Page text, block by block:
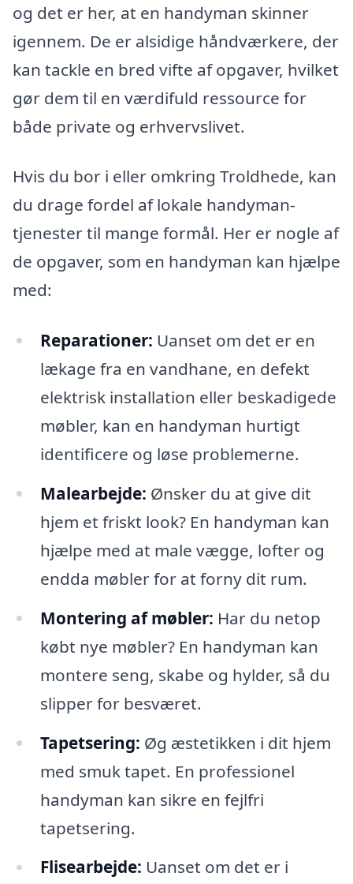
og det er her, at en handyman skinner
igennem. De er alsidige håndværkere, der
kan tackle en bred vifte af opgaver, hvilket
gør dem til en værdifuld ressource for
både private og erhvervslivet.
Hvis du bor i eller omkring Troldhede, kan
du drage fordel af lokale handyman-
tjenester til mange formål. Her er nogle af
de opgaver, som en handyman kan hjælpe
med:
Reparationer: Uanset om det er en
lækage fra en vandhane, en defekt
elektrisk installation eller beskadigede
møbler, kan en handyman hurtigt
identificere og løse problemerne.
Malearbejde: Ønsker du at give dit
hjem et friskt look? En handyman kan
hjælpe med at male vægge, lofter og
endda møbler for at forny dit rum.
Montering af møbler: Har du netop
købt nye møbler? En handyman kan
montere seng, skabe og hylder, så du
slipper for besværet.
Tapetsering: Øg æstetikken i dit hjem
med smuk tapet. En professionel
handyman kan sikre en fejlfri
tapetsering.
Flisearbejde: Uanset om det er i